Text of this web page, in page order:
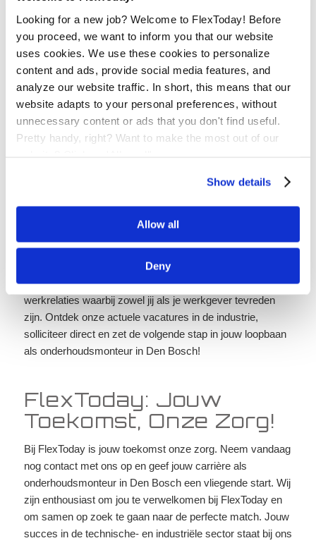
Looking for a new job? Welcome to FlexToday! Before
you proceed, we want to inform you that our website
uses cookies. We use these cookies to personalize
content and ads, provide social media features, and
analyze our website traffic. In short, this means that our
website adapts to your personal preferences, without
unnecessary content or ads that you don't find useful.
Pretty handy, right? Want to make the most out of our
Show details
Allow all
Deny
Contact Op te Nemen!
Is jouw gewenste uitdaging niet als vacature op onze
website vermeld? Maak je geen zorgen! Wij moedigen jou
aan om contact met ons op te nemen via e-mail, telefoon
of WhatsApp. Bij FlexToday geloven we dat er voor elke
onderhoudsmonteur in Den Bosch een geschikte baan is.
We blijven graag met jou in contact voor toekomstige
mogelijkheden die bij jouw wensen en ambities passen.
onderhoudsmonteur in Den Bosch die we voor jou hebben
bieden heeft. Als detacheringsbureau met een passie voor
de technische- en industriële sector, staan we klaar om
jouw carrière naar nieuwe hoogten te tillen. Wij geloven in
de kracht van samenwerking en streven naar duurzame
werkrelaties waarbij zowel jij als je werkgever tevreden
zijn. Ontdek onze actuele vacatures in de industrie,
solliciteer direct en zet de volgende stap in jouw loopbaan
als onderhoudsmonteur in Den Bosch!
FlexToday: Jouw
Toekomst, Onze Zorg!
Bij FlexToday is jouw toekomst onze zorg. Neem vandaag
nog contact met ons op en geef jouw carrière als
onderhoudsmonteur in Den Bosch een vliegende start. Wij
zijn enthousiast om jou te verwelkomen bij FlexToday en
om samen op zoek te gaan naar de perfecte match. Jouw
succes in de technische- en industriële sector staat bij ons